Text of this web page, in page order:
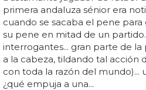
primera andaluza sénior era
cuando se sacaba el pene
su pene en mitad de un
interrogantes... gran parte de la
a la cabeza, tildando tal acción
con toda la razón del mundo)...
¿qué empuja a una...